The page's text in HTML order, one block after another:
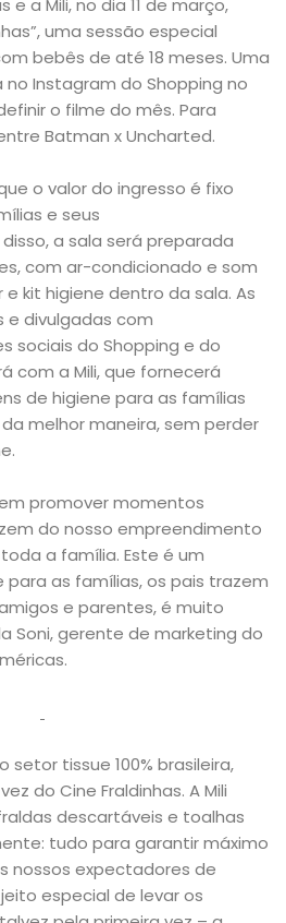
a Mili, no dia 11 de março,
uma sessão especial
bebês de até 18 meses. Uma
Instagram do Shopping no
o filme do mês. Para
Batman x Uncharted.
o valor do ingresso é fixo
e seus
disso, asala será preparada
com ar-condicionado e som
kit higiene dentro da sala. As
e divulgadas com
sociais do Shopping e do
com a Mili, que fornecerá
de higiene para as famílias
melhor maneira, sem perder
promover momentos
do nosso empreendimento
a família. Este é um
as famílias, os pais trazem
e parentes, é muito
Soni, gerente de marketing do
setor tissue 100% brasileira,
do Cine Fraldinhas. A Mili
descartáveis e toalhas
tudo para garantir máximo
nossos expectadores de
especial de levar os